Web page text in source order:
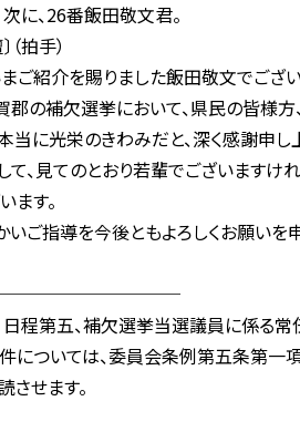
、26番飯田敬文君。
拍手）
紹介を賜りました飯田敬文でござい
の補欠選挙において、県民の皆様
当に光栄のきわみだと、深く感謝申
、見てのとおり若輩でございますけ
ます。
ご指導を今後ともよろしくお願いを
第五、補欠選挙当選議員に係る常
については、委員会条例第五条第一
せます。